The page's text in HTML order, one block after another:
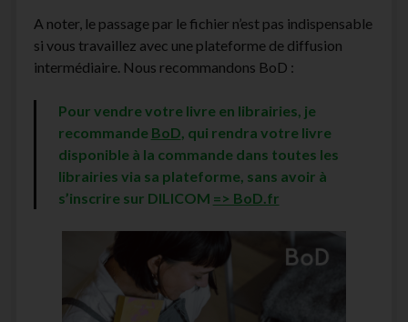
A noter, le passage par le fichier n’est pas indispensable
si vous travaillez avec une plateforme de diffusion
intermédiaire. Nous recommandons BoD :
Pour vendre votre livre en librairies, je
recommande BoD, qui rendra votre livre
disponible à la commande dans toutes les
librairies via sa plateforme, sans avoir à
s’inscrire sur DILICOM => BoD.fr